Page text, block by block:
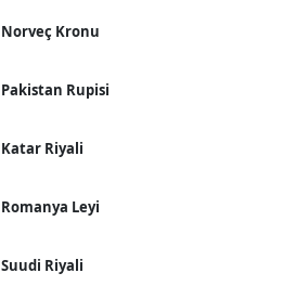
Norveç Kronu
Pakistan Rupisi
Katar Riyali
Romanya Leyi
Suudi Riyali